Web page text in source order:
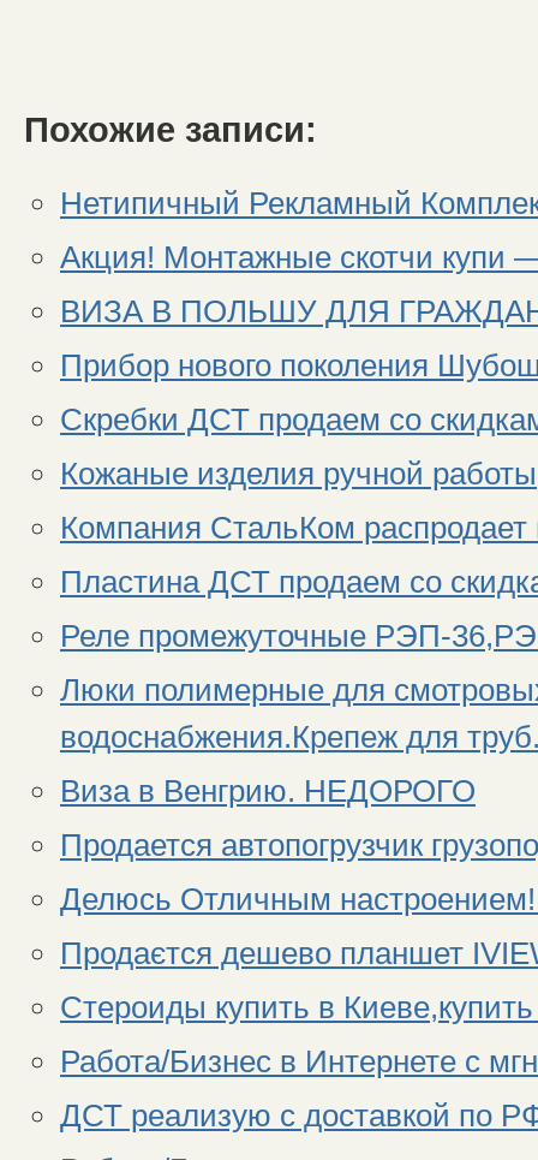
Похожие записи:
Нетипичный Рекламный
Акция! Монтажные скотчи купи
ВИЗА В ПОЛЬШУ ДЛЯ
Прибор нового поколения
Скребки ДСТ продаем со
Кожаные изделия ручной работы
Компания СтальКом распродает
Пластина ДСТ продаем со
Реле промежуточные РЭП-
Люки полимерные для
водоснабжения.Крепеж для
Виза в Венгрию. НЕДОРОГО
Продается автопогрузчик
Делюсь Отличным
Продаєтся дешево планшет
Стероиды купить в
Работа/Бизнес в Интернете с
ДСТ реализую с доставкой по